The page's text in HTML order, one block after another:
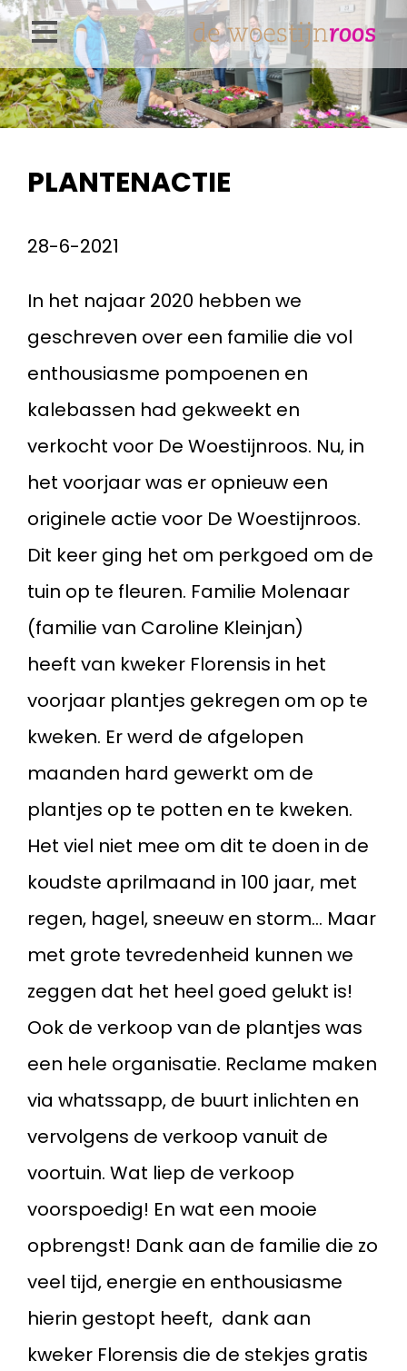
Overslaan
en
naar
de
gaan
PLANTENACTIE
28-6-2021
In het najaar 2020 hebben we
geschreven over een familie die vol
enthousiasme pompoenen en
kalebassen had gekweekt en
verkocht voor De Woestijnroos. Nu, in
het voorjaar was er opnieuw een
originele actie voor De Woestijnroos.
Dit keer ging het om perkgoed om de
tuin op te fleuren. Familie Molenaar
(familie van Caroline Kleinjan)
heeft van kweker Florensis in het
voorjaar plantjes gekregen om op te
kweken. Er werd de afgelopen
maanden hard gewerkt om de
plantjes op te potten en te kweken.
Het viel niet mee om dit te doen in de
koudste aprilmaand in 100 jaar, met
regen, hagel, sneeuw en storm... Maar
met grote tevredenheid kunnen we
zeggen dat het heel goed gelukt is!
Ook de verkoop van de plantjes was
een hele organisatie. Reclame maken
via whatssapp, de buurt inlichten en
vervolgens de verkoop vanuit de
voortuin. Wat liep de verkoop
voorspoedig! En wat een mooie
opbrengst! Dank aan de familie die zo
veel tijd, energie en enthousiasme
hierin gestopt heeft, dank aan
kweker Florensis die de stekjes gratis